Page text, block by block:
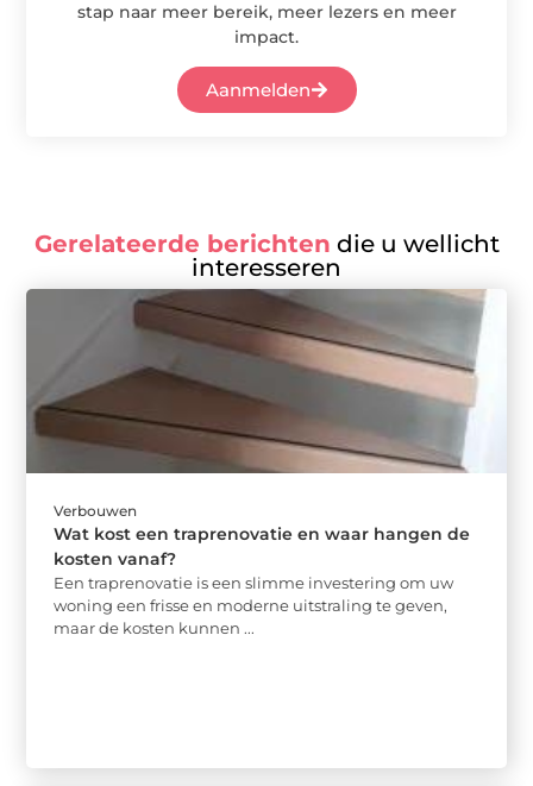
stap naar meer bereik, meer lezers en meer
impact.
Aanmelden
Gerelateerde berichten die u wellicht
interesseren
Verbouwen
Wat kost een traprenovatie en waar hangen de
kosten vanaf?
Een traprenovatie is een slimme investering om uw
woning een frisse en moderne uitstraling te geven,
maar de kosten kunnen ...